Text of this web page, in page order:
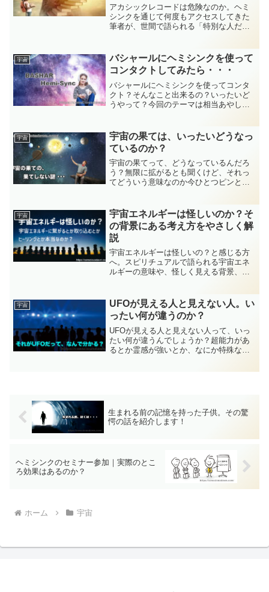
アカシックレコードは危険なのか。ヘミ
シンクを通じて何度もアクセスしてきた
筆者が、世間で語られる「特別な人だけ
率直にお伝えします。
宇宙
バシャールにヘミシンクを使って
コンタクトしてみたら・・・
バシャールにヘミシンクを使ってコンタ
クト？そんなこと出来るの？いったいど
うやって？今回のテーマは相当あやし
の関係についてしっかりと説明していき
ますので最後までお読み下さい。
宇宙
宇宙の果ては、いったいどうなっ
ているのか？
宇宙の果てって、どうなっているんだろ
う？無限に拡がるとも聞くけど、それっ
てどういう意味なのか今ひとつピンとこ
説明も多少交えつつ、スピリチュアルな
視点で説明していきます。
宇宙
宇宙エネルギーは怪しいのか？そ
の背景にある考え方をやさしく解
説
宇宙エネルギーは怪しいの？と感じる方
へ。スピリチュアルで語られる宇宙エネ
ルギーの意味や、怪しく見える背景、ヒ
大切にしながら安心して向き合える視点
を届けます。
宇宙
UFOが見える人と見えない人。い
ったい何が違うのか？
UFOが見える人と見えない人って、いっ
たい何が違うんでしょうか？超能力があ
るとか霊感が強いとか、なにか特殊な能
生まれる前の記憶を持った子供。その驚
愕の話を紹介します！
ヘミシンクのセミナー参加｜実際のとこ
ろ効果はあるのか？
ホーム 宇宙